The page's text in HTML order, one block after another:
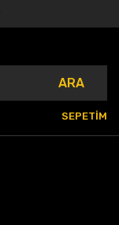
ARA
SEPETİM